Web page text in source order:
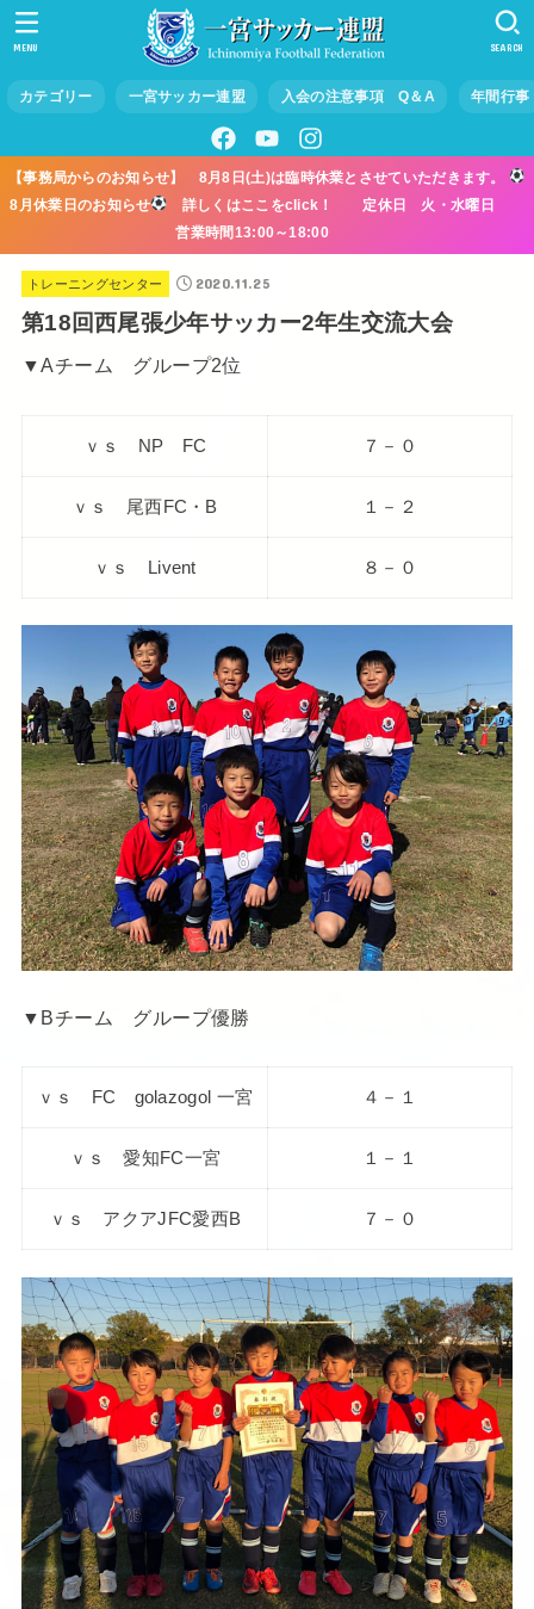
カテゴリー 一宮サッカー連盟 入会の注意事項 Q＆A 年間行事
SEARCH
MENU
【事務局からのお知らせ】 8月8日(土)は臨時休業とさせていただきます。
8月休業日のお知らせ
詳しくはここをclick！ 定休日 火・水曜日
営業時間13:00～18:00
トレーニングセンター 2020.11.25
第18回西尾張少年サッカー2年生交流大会
▼Aチーム グループ2位
ｖｓ NP FC ７－０
ｖｓ 尾西FC・B １－２
ｖｓ Livent ８－０
▼Bチーム グループ優勝
ｖｓ FC golazogol 一宮 ４－１
ｖｓ 愛知FC一宮 １－１
ｖｓ アクアJFC愛西B ７－０